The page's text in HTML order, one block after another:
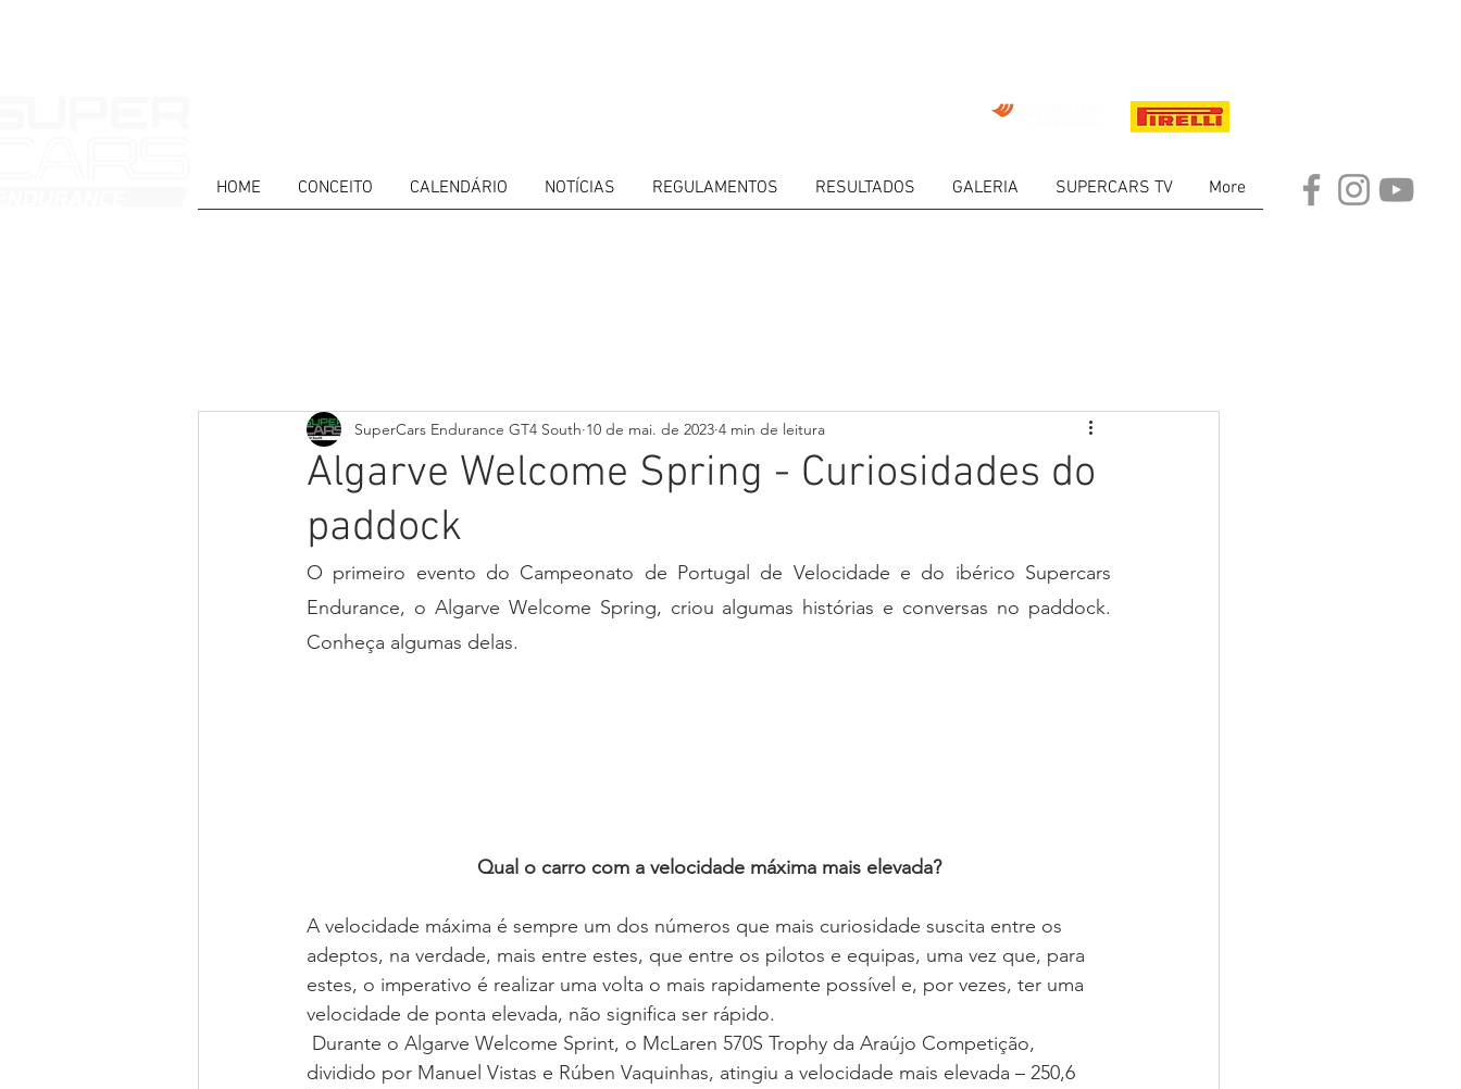
HOME CONCEITO CALENDÁRIO NOTÍCIAS REGULAMENTOS RESULTADOS GALERIA SUPERCARS TV More
Algarve Welcome Spring - Curiosidades do
paddock
SuperCars Endurance GT4 South 10 de mai. de 2023 4 min de leitura
O primeiro evento do Campeonato de Portugal de Velocidade e do ibérico Supercars
Endurance, o Algarve Welcome Spring, criou algumas histórias e conversas no paddock.
Conheça algumas delas.
Qual o carro com a velocidade máxima mais elevada?
A velocidade máxima é sempre um dos números que mais curiosidade suscita entre os
adeptos, na verdade, mais entre estes, que entre os pilotos e equipas, uma vez que, para
estes, o imperativo é realizar uma volta o mais rapidamente possível e, por vezes, ter uma
velocidade de ponta elevada, não significa ser rápido.
dividido por Manuel Vistas e Rúben Vaquinhas, atingiu a velocidade mais elevada – 250,6